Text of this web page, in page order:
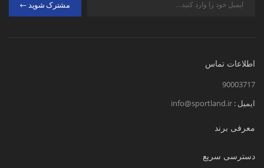
مشترک شوید
اطلاعات تماس
90003717
ایمیل : info@sportland.ir
معرفی برند
دسترسی سریع